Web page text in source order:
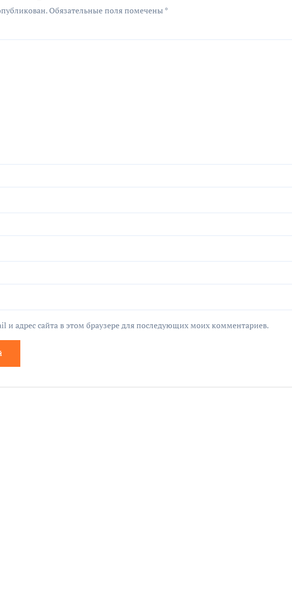
Обязательные поля помечены *
и адрес сайта в этом браузере для последующих моих комментариев.